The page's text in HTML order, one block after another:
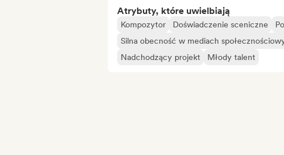
Atrybuty, które uwielbiają
Kompozytor Doświadczenie sceniczne
Silna obecność w mediach
Nadchodzący projekt
Młody talent